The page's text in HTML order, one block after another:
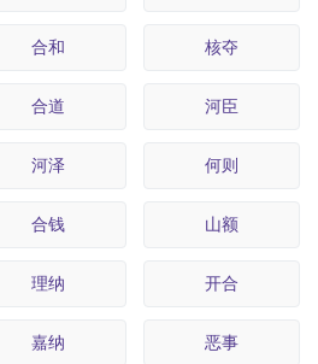
合和 核夺
合道 河臣
河泽 何则
合钱 山额
理纳 开合
嘉纳 恶事